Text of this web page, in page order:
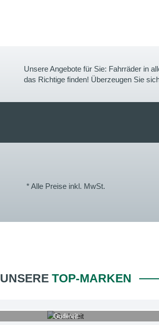
Unsere Angebote für Sie: Fahrräder in
das Richtige finden! Überzeugen Sie
* Alle Preise inkl. MwSt.
UNSERE TOP-MARKEN
Gudereit